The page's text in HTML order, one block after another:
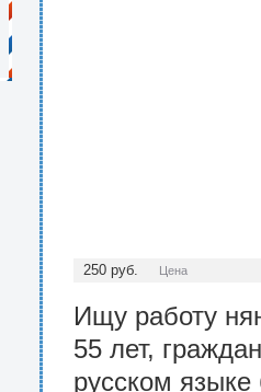
250 руб. Цена
Ищу работу
55 лет,
русском